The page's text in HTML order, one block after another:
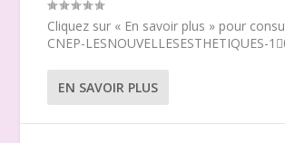
Cliquez sur « En savoir plus » pour
CNEP-LESNOUVELLESESTHETIQUES-
EN SAVOIR PLUS